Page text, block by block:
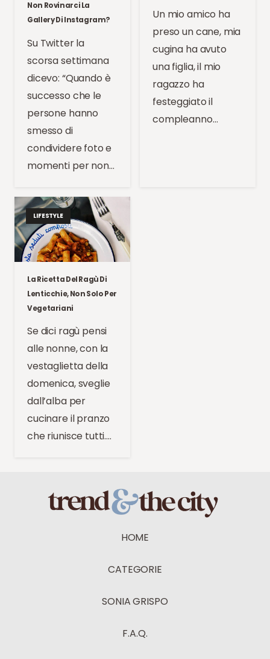
Non Rovinarci La
Gallery Di Instagram?
Su Twitter la
scorsa settimana
dicevo: “Quando è
successo che le
persone hanno
smesso di
condividere foto e
momenti per non…
Un mio amico ha
preso un cane, mia
cugina ha avuto
una figlia, il mio
ragazzo ha
festeggiato il
compleanno…
LIFESTYLE
La Ricetta Del Ragù Di
Lenticchie, Non Solo Per
Vegetariani
Se dici ragù pensi
alle nonne, con la
vestaglietta della
domenica, sveglie
dall’alba per
cucinare il pranzo
che riunisce tutti.…
HOME
CATEGORIE
SONIA GRISPO
F.A.Q.